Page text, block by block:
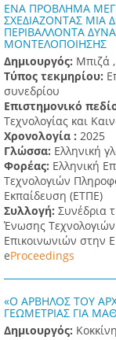
EΝΑ ΠΡΟΒΛΗΜΑ
ΣΧΕΔΙΑΖΟΝΤΑΣ ΜΙΑ
ΠΕΡΙΒΑΛΛΟΝΤΑ
ΜΟΝΤΕΛΟΠΟΙΗΣΗΣ
Δημιουργός: Μπιζά
Τύπος τεκμηρίου:
συνεδρίου
Επιστημονικό
Τεχνολογίας και
Χρονολογία : 2025
Γλώσσα: Ελληνική
Φορέας: Ελληνική
Τεχνολογιών
Εκπαίδευση (ΕΤΠΕ)
Συλλογή: Συνέδρια
Ένωσης
Επικοινωνιών στην
eProceedings
«Ο ΑΡΒΗΛΟΣ ΤΟΥ
ΓΕΩΜΕΤΡΙΑΣ ΓΙΑ
Δημιουργός: